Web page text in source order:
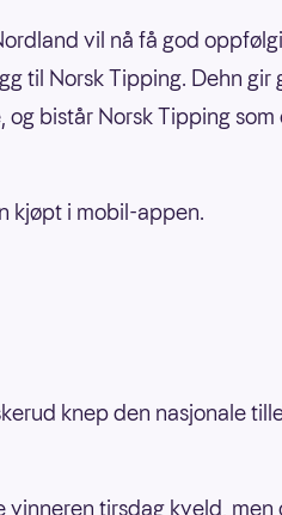
vil nå få god
til Norsk Tipping. Dehn gir
bistår Norsk Tipping
kjøpt i mobil-appen.
knep den nasjonale
tirsdag kveld, men